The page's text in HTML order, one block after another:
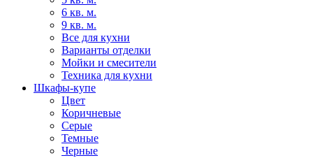
6 кв. м.
9 кв. м.
Все для кухни
Варианты отделки
Мойки и смесители
Техника для кухни
Шкафы-купе
Цвет
Коричневые
Серые
Темные
Черные